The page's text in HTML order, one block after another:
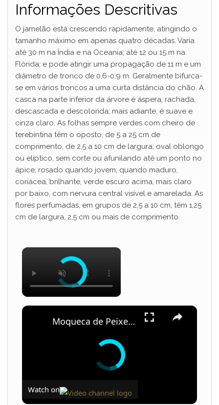
Informações Descritivas
O jamelão está crescendo rapidamente, atingindo o
tamanho máximo em apenas quatro décadas. Varia
até 30 m na Índia e na Oceania; até 12 ou 15 m na
Flórida; e pode atingir uma propagação de 11 m e um
diâmetro de tronco de 0,6-0,9 m. Geralmente bifurca-
se em vários troncos a uma curta distância do chão. A
casca na parte inferior da árvore é áspera, rachada,
descascada e descolorida; mais adiante, é suave e
cinza claro. As folhas sempre verdes com cheiro de
terebintina têm o oposto, de 5 a 25 cm de
comprimento, de 2,5 a 10 cm de largura; oval oblongo
ou elíptico, sem corte ou afunilando até um ponto no
ápice; rosado quando jovem; quando maduro,
coriácea, brilhante, verde escuro acima, mais claro
por baixo, com nervura central visível e amarelada. As
flores perfumadas, em grupos de 2,5 a 10 cm, têm 1,25
cm de largura, 2,5 cm ou mais de comprimento.
×
×
Moqueca de Peixe com Leite de Coco e Camarão
Watch on